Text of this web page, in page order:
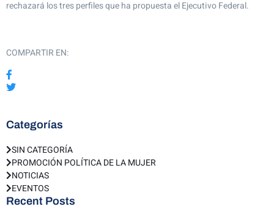
rechazará los tres perfiles que ha propuesta el Ejecutivo Federal.
COMPARTIR EN:
Categorías
SIN CATEGORÍA
PROMOCIÓN POLÍTICA DE LA MUJER
NOTICIAS
EVENTOS
Recent Posts